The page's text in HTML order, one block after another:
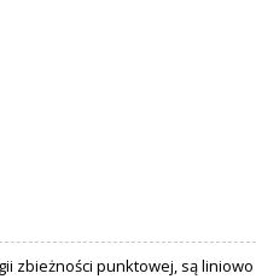
zbieżności punktowej, są liniowo